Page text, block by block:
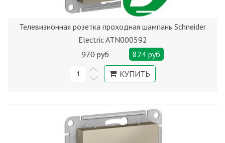
Телевизионная розетка проходная шампань Schneider
Electric ATN000592
970 руб
824 руб